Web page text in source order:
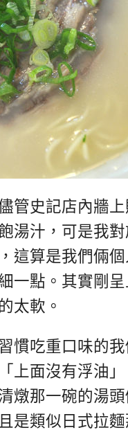
管史記店內牆
湯汁，可是我
這算是我們倆
一點。其實剛
太軟。
慣吃重口味的
上面沒有浮油
燉那一碗的湯
是類似日式拉